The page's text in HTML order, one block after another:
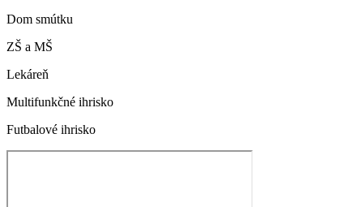
Dom smútku
ZŠ a MŠ
Lekáreň
Multifunkčné ihrisko
Futbalové ihrisko